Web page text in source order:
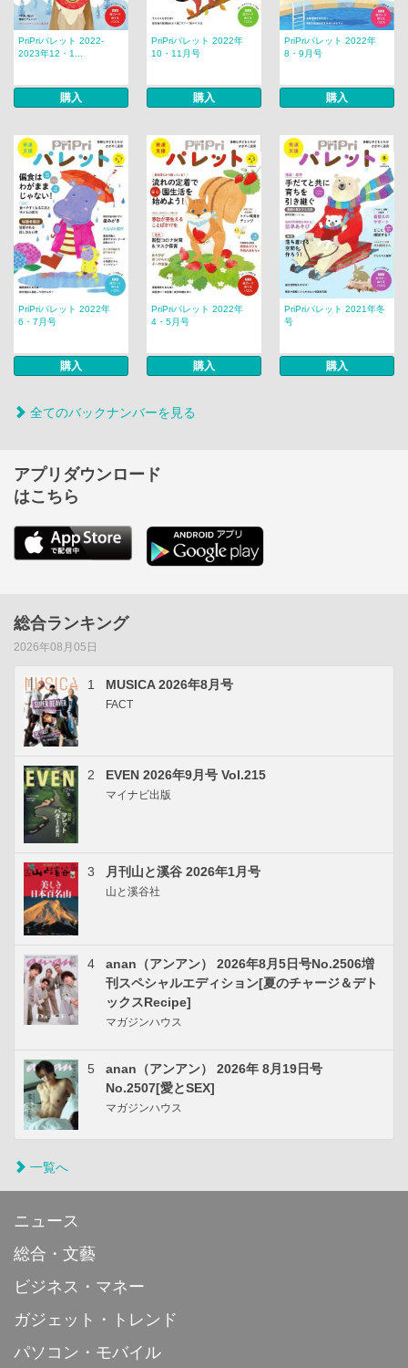
PriPriパレット 2022-
2023年12・1...
購入
PriPriパレット 2022年
10・11月号
購入
PriPriパレット 2022年
8・9月号
購入
PriPriパレット 2022年
6・7月号
購入
PriPriパレット 2022年
4・5月号
購入
PriPriパレット 2021年冬
号
購入
全てのバックナンバーを見る
アプリダウンロード
はこちら
総合ランキング
2026年08月05日
1 MUSICA 2026年8月号
FACT
2 EVEN 2026年9月号 Vol.215
マイナビ出版
3 月刊山と溪谷 2026年1月号
山と溪谷社
4
anan（アンアン） 2026年8月5日号No.2506増
刊スペシャルエディション[夏のチャージ＆デト
ックスRecipe]
マガジンハウス
5
anan（アンアン） 2026年 8月19日号
No.2507[愛とSEX]
マガジンハウス
一覧へ
ニュース
総合・文藝
ビジネス・マネー
ガジェット・トレンド
パソコン・モバイル